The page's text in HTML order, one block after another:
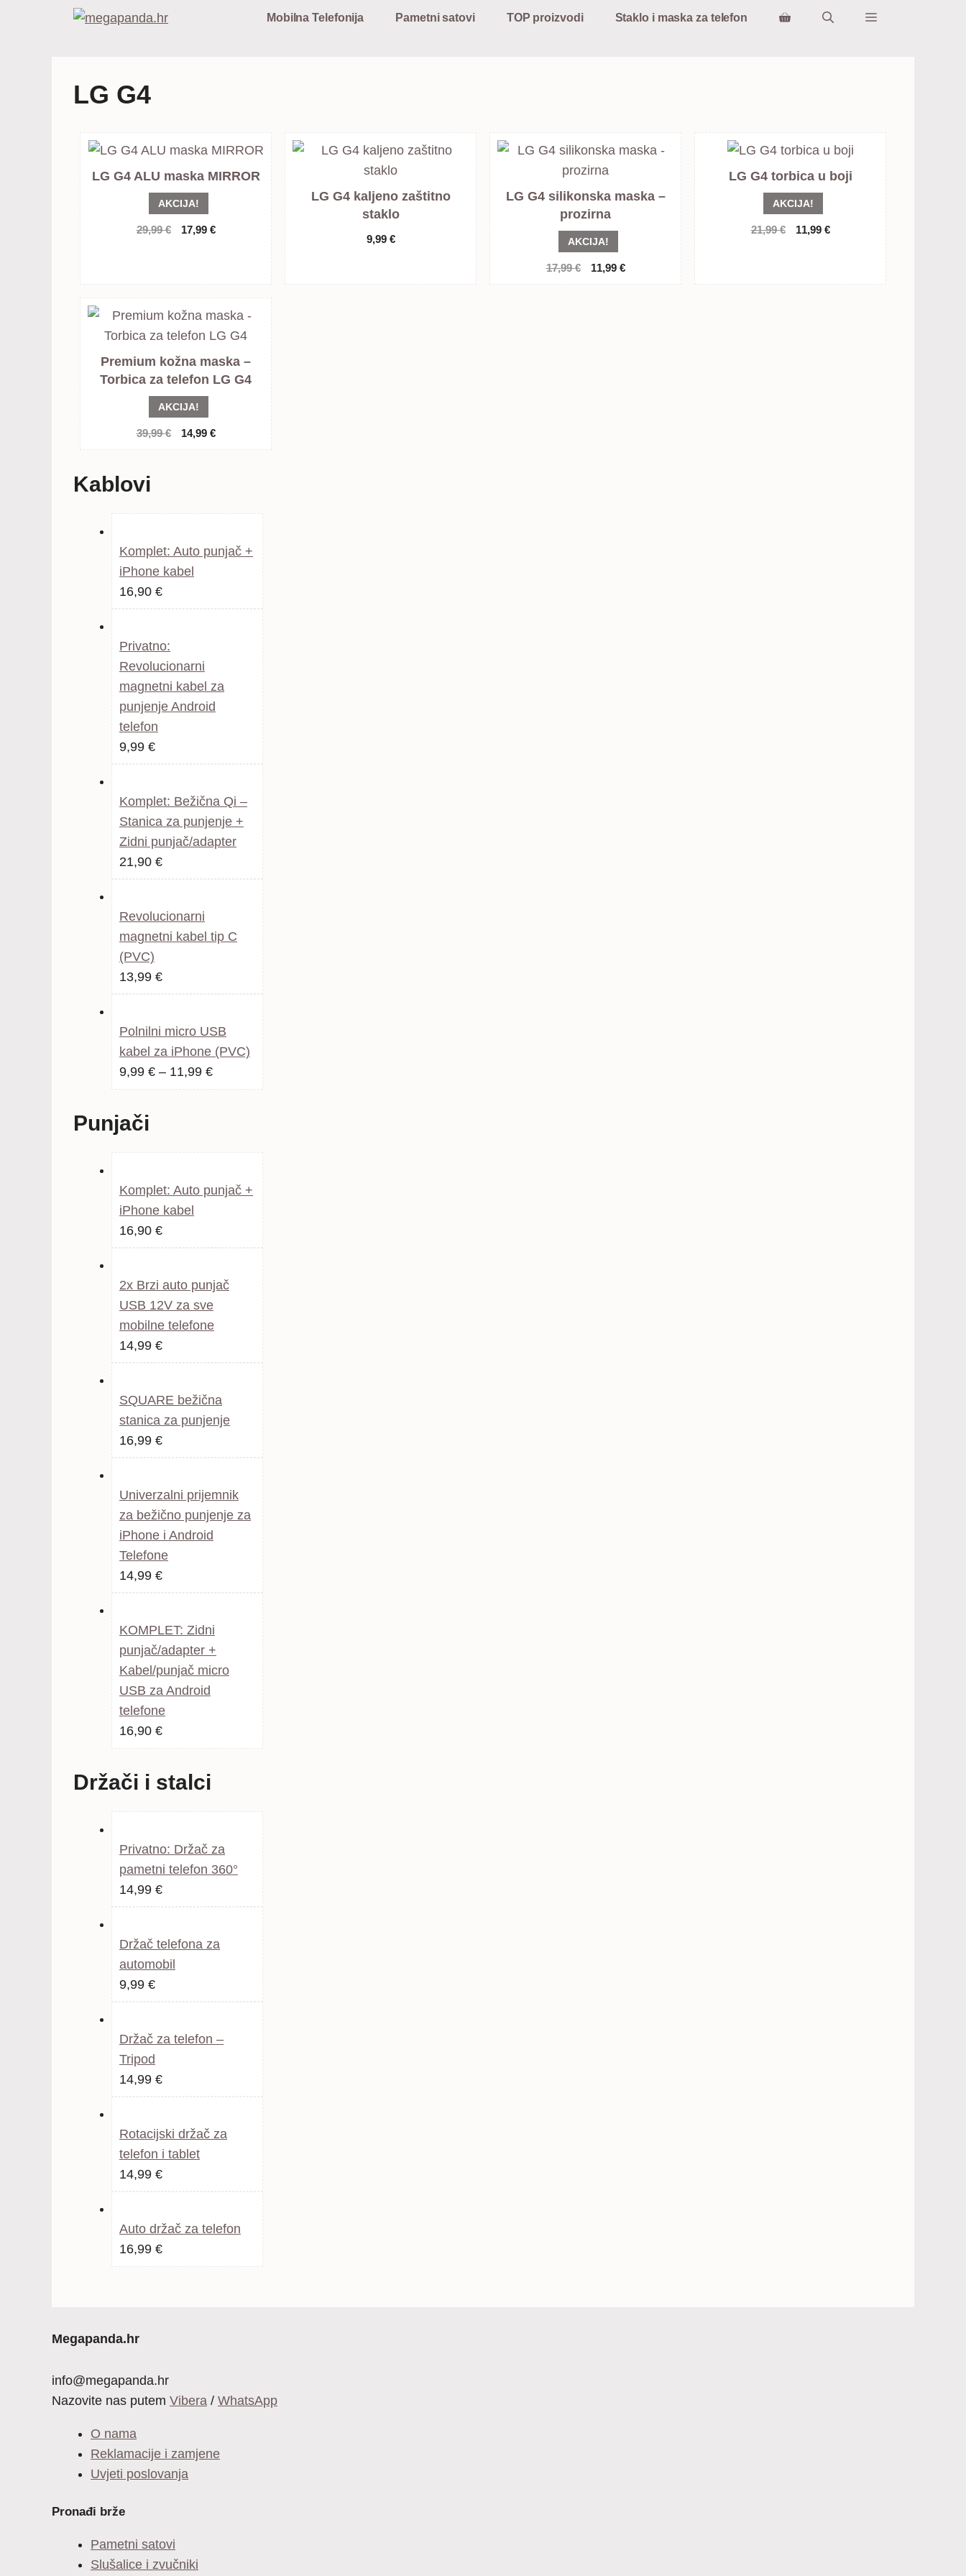
Mobilna Telefonija Pametni satovi TOP proizvodi Staklo i maska za telefon
LG G4
LG G4 ALU maska MIRROR
AKCIJA!
29,99€
Izvorna
17,99 €Trenutna
LG G4 kaljeno zaštitno
staklo
9,99 €
LG G4 silikonska maska –
prozirna
AKCIJA!
17,99€
Izvorna
11,99 €Trenutna
LG G4 torbica u boji
AKCIJA!
21,99€
Izvorna
11,99 €Trenutna
Premium kožna maska –
Torbica za telefon LG G4
AKCIJA!
39,99€
Izvorna
14,99 €Trenutna
Kablovi
Komplet: Auto punjač +
iPhone kabel
16,90 €
Privatno:
Revolucionarni
magnetni kabel za
punjenje Android
telefon
Izvorna
je:
15,99 €.
9,99 €Trenutna
9,99 €.
Komplet: Bežična Qi –
Stanica za punjenje +
Zidni punjač/adapter
21,90 €
Revolucionarni
magnetni kabel tip C
(PVC)
Izvorna
je:
20,99 €.
13,99 €Trenutna
13,99 €.
Polnilni micro USB
kabel za iPhone (PVC)
9,99 € – 11,99 €Raspon
Punjači
Komplet: Auto punjač +
iPhone kabel
16,90 €
2x Brzi auto punjač
USB 12V za sve
mobilne telefone
14,99 €
SQUARE bežična
stanica za punjenje
Izvorna
je:
21,99 €.
16,99 €Trenutna
16,99 €.
Univerzalni prijemnik
za bežično punjenje za
iPhone i Android
Telefone
Izvorna
je:
24,99 €.
14,99 €Trenutna
14,99 €.
KOMPLET: Zidni
punjač/adapter +
Kabel/punjač micro
USB za Android
telefone
16,90 €
Držači i stalci
Privatno: Držač za
pametni telefon 360°
Izvorna
je:
20,99 €.
14,99 €Trenutna
14,99 €.
Držač telefona za
automobil
Izvorna
je:
19,99 €.
9,99 €Trenutna
9,99 €.
Držač za telefon –
Tripod
14,99 €
Rotacijski držač za
telefon i tablet
Izvorna
je:
24,99 €.
14,99 €Trenutna
14,99 €.
Auto držač za telefon
Izvorna
16,99 €Trenutna
Megapanda.hr
info@megapanda.hr
Nazovite nas putem Vibera / WhatsApp
O nama
Reklamacije i zamjene
Uvjeti poslovanja
Pronađi brže
Pametni satovi
Slušalice i zvučniki